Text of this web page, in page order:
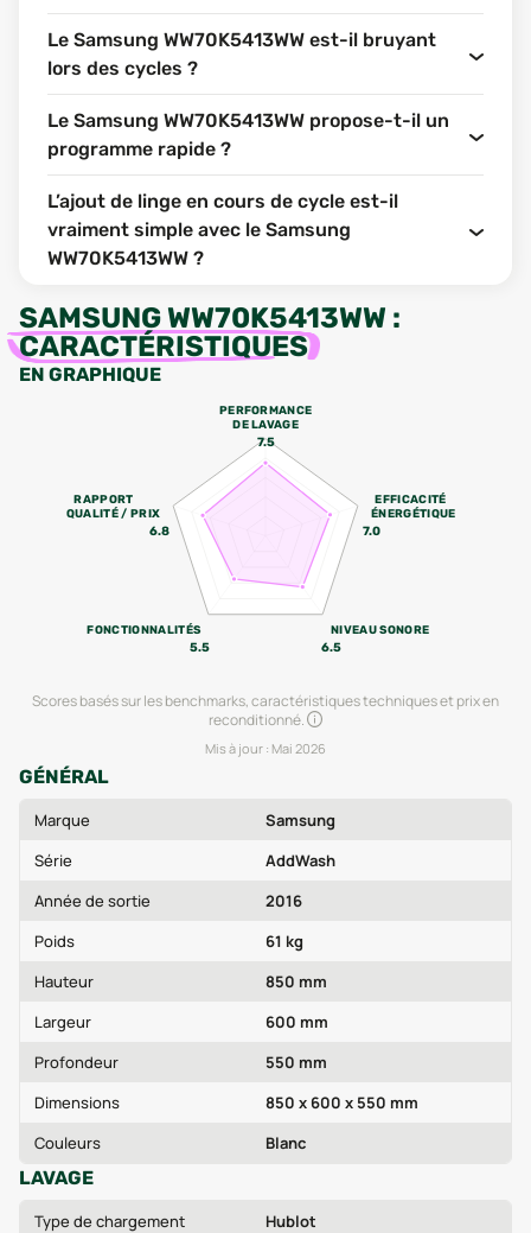
Le Samsung WW70K5413WW est-il bruyant
lors des cycles ?
Le Samsung WW70K5413WW propose-t-il un
programme rapide ?
L’ajout de linge en cours de cycle est-il
vraiment simple avec le Samsung
WW70K5413WW ?
SAMSUNG WW70K5413WW :
CARACTÉRISTIQUES
EN GRAPHIQUE
PERFORMANCE
DE LAVAGE
7.5
EFFICACITÉ
ÉNERGÉTIQUE
7.0
NIVEAU SONORE
6.5
FONCTIONNALITÉS
5.5
RAPPORT
QUALITÉ / PRIX
6.8
Scores basés sur les benchmarks, caractéristiques techniques et prix en
reconditionné.
Mis à jour : Mai 2026
GÉNÉRAL
Marque
Samsung
Série
AddWash
Année de sortie
2016
Poids
61 kg
Hauteur
850 mm
Largeur
600 mm
Profondeur
550 mm
Dimensions
850 x 600 x 550 mm
Couleurs
Blanc
LAVAGE
Type de chargement
Hublot